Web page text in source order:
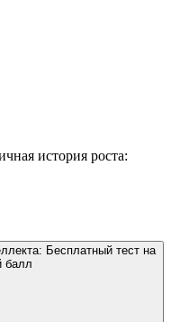
история роста:
Бесплатный тест на
балл